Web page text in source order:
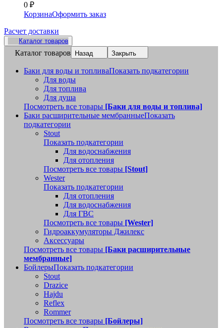
0 ₽
КорзинаОформить заказ
Расчет доставки
Каталог товаров
Каталог товаров Назад Закрыть
Баки для воды и топливаПоказать подкатегории
Для воды
Для топлива
Для душа
Посмотреть все товары [Баки для воды и топлива]
Баки расширительные мембранныеПоказать
подкатегории
Stout
Показать подкатегории
Для водоснабжения
Для отопления
Посмотреть все товары [Stout]
Wester
Показать подкатегории
Для отопления
Для водоснабжения
Для ГВС
Посмотреть все товары [Wester]
Гидроаккумуляторы Джилекс
Аксессуары
Посмотреть все товары [Баки расширительные
мембранные]
БойлерыПоказать подкатегории
Stout
Drazice
Hajdu
Reflex
Rommer
Посмотреть все товары [Бойлеры]